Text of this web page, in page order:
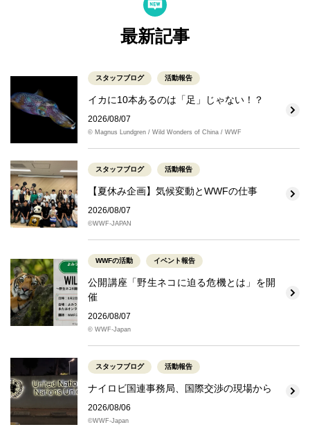
最新記事
スタッフブログ 活動報告
イカに10本あるのは「足」じゃない！？
2026/08/07
© Magnus Lundgren / Wild Wonders of China / WWF
スタッフブログ 活動報告
【夏休み企画】気候変動とWWFの仕事
2026/08/07
©WWF-JAPAN
WWFの活動 イベント報告
公開講座「野生ネコに迫る危機とは」を開
催
2026/08/07
© WWF-Japan
スタッフブログ 活動報告
ナイロビ国連事務局、国際交渉の現場から
2026/08/06
©WWF-Japan